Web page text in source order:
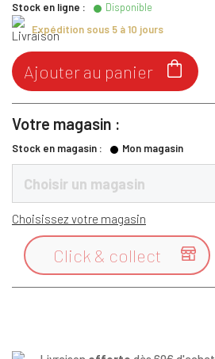
Stock en ligne :
Disponible
Expédition sous 5 à 10 jours

Ajouter au panier
Votre magasin :
Stock en magasin : Mon magasin
Choisir un magasin
Choisissez votre magasin

Click & collect